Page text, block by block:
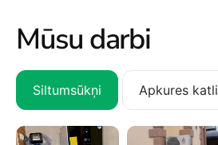
Mūsu darbi
Siltumsūkņi Apkures katli